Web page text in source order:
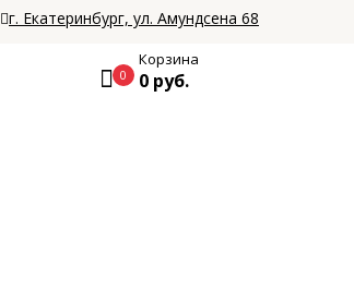
г. Екатеринбург, ул. Амундсена 68
0
Корзина
0 руб.